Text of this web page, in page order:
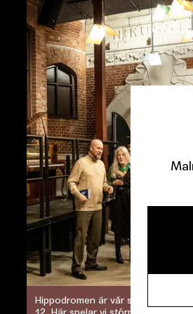
Hippodromen är vår stora scen